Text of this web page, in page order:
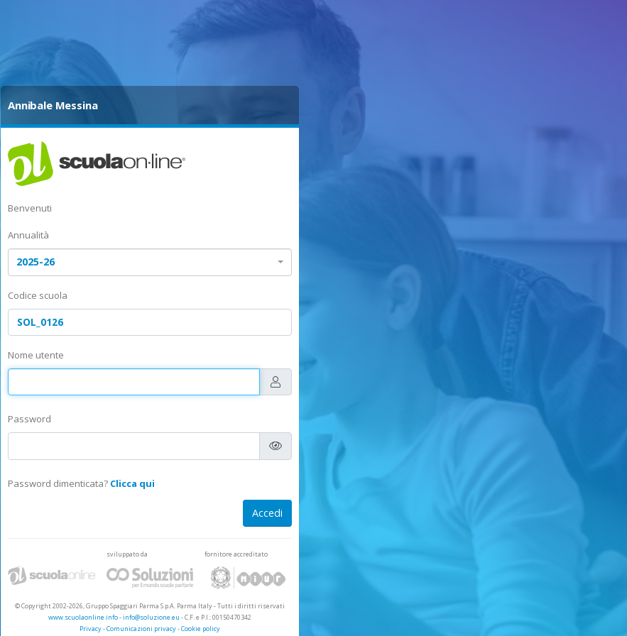
Annibale Messina
Benvenuti
Annualità
2025-26
Codice scuola
Nome utente
Password
Password dimenticata? Clicca qui
sviluppato da fornitore accreditato
© Copyright 2002-2026, Gruppo Spaggiari Parma S.p.A. Parma Italy-Tutti i diritti riservati
www.scuolaonline.info-info@soluzione.eu - C.F. e P.I.: 00150470342
Privacy-Comunicazioni privacy-Cookie policy